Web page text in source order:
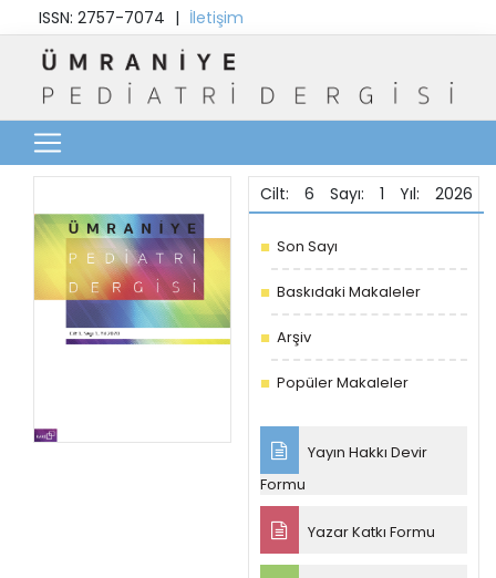
ISSN: 2757-7074 | İletişim
Cilt: 6 Sayı: 1 Yıl: 2026
Son Sayı
Baskıdaki Makaleler
Arşiv
Popüler Makaleler
Yayın Hakkı Devir
Formu
Yazar Katkı Formu